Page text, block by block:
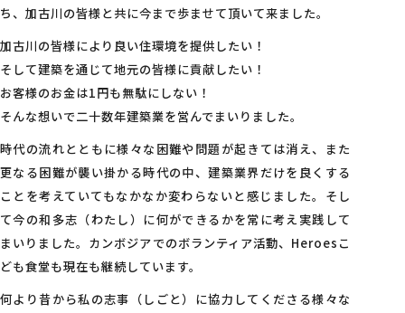
ち、加古川の皆様と共に今まで歩ませて頂いて来ました。
加古川の皆様により良い住環境を提供したい！
そして建築を通じて地元の皆様に貢献したい！
お客様のお金は1円も無駄にしない！
そんな想いで二十数年建築業を営んでまいりました。
時代の流れとともに様々な困難や問題が起きては消え、また
更なる困難が襲い掛かる時代の中、建築業界だけを良くする
ことを考えていてもなかなか変わらないと感じました。そし
て今の和多志（わたし）に何ができるかを常に考え実践して
まいりました。カンボジアでのボランティア活動、Heroesこ
ども食堂も現在も継続しています。
何より昔から私の志事（しごと）に協力してくださる様々な